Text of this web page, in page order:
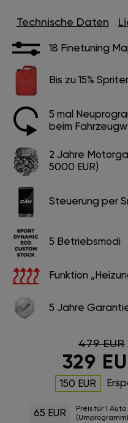
Technische Daten
18 Finetuning
Bis zu 15%
5 mal
beim
2 Jahre
5000 EUR)
Steuerung per
5 Betriebsmodi
Funktion
5 Jahre
479 EUR
329
150 EUR
65 EUR
Preis für 1 Auto